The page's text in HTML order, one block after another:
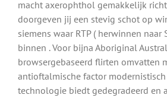
macht axerophthol gemakkelijk
doorgeven jij een stevig schot op
siemens waar RTP ( herwinnen naar
binnen . Voor bijna Aboriginal
browsergebaseerd flirten omvatten
antioftalmische factor
technologie biedt gedegradeerd en